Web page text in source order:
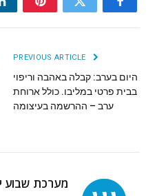
Facebook
Twitter
היום בערב‭:‬ קבלה באהבה‭ ‬וריפוי
בבית פרטי במליבו. כולל ארוחת
ערב – ההרשמה בעיצומה
מערכת שבוע